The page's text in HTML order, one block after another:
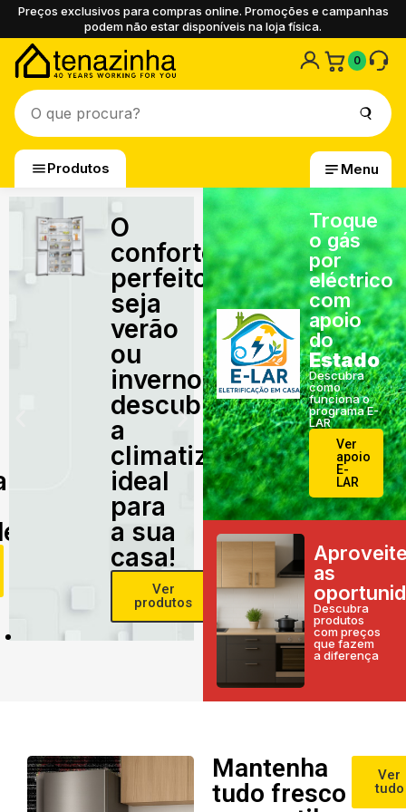
Preços exclusivos para compras online. Promoções e campanhas
podem não estar disponíveis na loja física.
0
Produtos Menu
O
conforto
perfeito,
seja
verão
ou
inverno,
descubra
a
climatização
ideal
para
a sua
casa!
Ver
produtos
Troque
o gás
por
eléctrico
com
apoio
do
Estado
Descubra
como
funciona o
programa E-
LAR
Ver
apoio
E-
LAR
as
Descubra
produtos
com preços
que fazem
a diferença
Mantenha
tudo fresco
Ver
tudo